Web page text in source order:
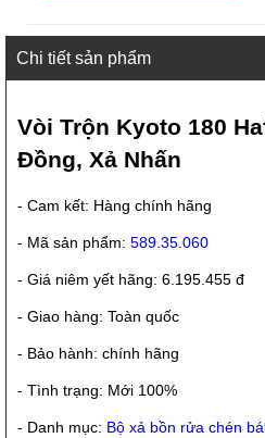
Chi tiết sản phẩm
Vòi Trộn Kyoto 180
Đồng, Xả Nhấn
- Cam kết: Hàng chính hãng
- Mã sản phẩm: 589.35.060
- Giá niêm yết hãng: 6.195.455 đ
- Giao hàng: Toàn quốc
- Bảo hành: chính hãng
- Tình trạng: Mới 100%
- Danh mục: Bộ xả bồn rửa chén